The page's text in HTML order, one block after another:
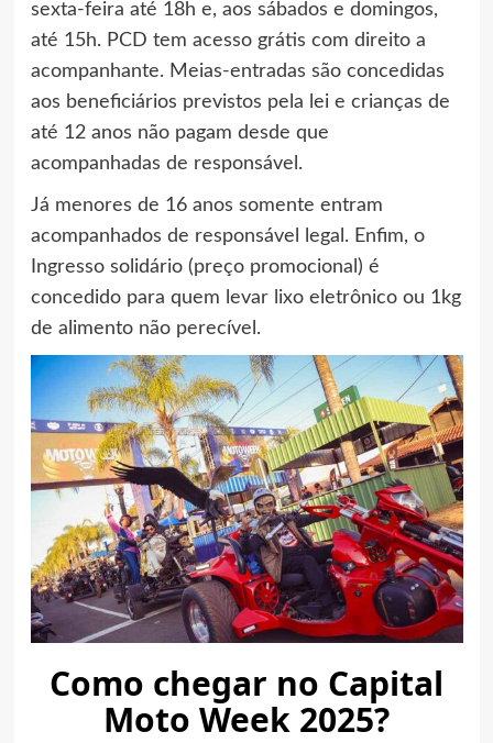
sexta-feira até 18h e, aos sábados e domingos,
até 15h. PCD tem acesso grátis com direito a
acompanhante. Meias-entradas são concedidas
aos beneficiários previstos pela lei e crianças de
até 12 anos não pagam desde que
acompanhadas de responsável.
Já menores de 16 anos somente entram
acompanhados de responsável legal. Enfim, o
Ingresso solidário (preço promocional) é
concedido para quem levar lixo eletrônico ou 1kg
de alimento não perecível.
Como chegar no Capital
Moto Week 2025?